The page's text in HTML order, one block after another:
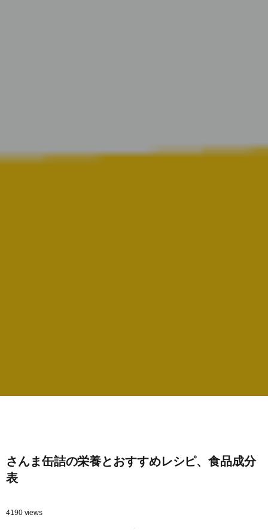
さんま缶詰の栄養とおすすめレシピ、食品成分
表
4190 views